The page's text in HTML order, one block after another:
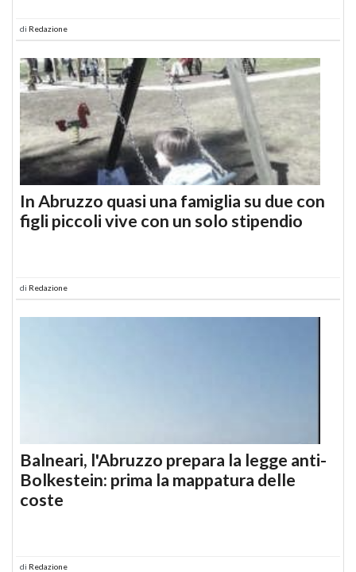
di Redazione
In Abruzzo quasi una famiglia su due con
figli piccoli vive con un solo stipendio
di Redazione
Balneari, l'Abruzzo prepara la legge anti-
Bolkestein: prima la mappatura delle
coste
di Redazione